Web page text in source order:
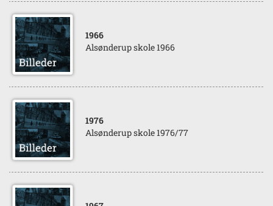
1966
Alsønderup skole 1966
1976
Alsønderup skole 1976/77